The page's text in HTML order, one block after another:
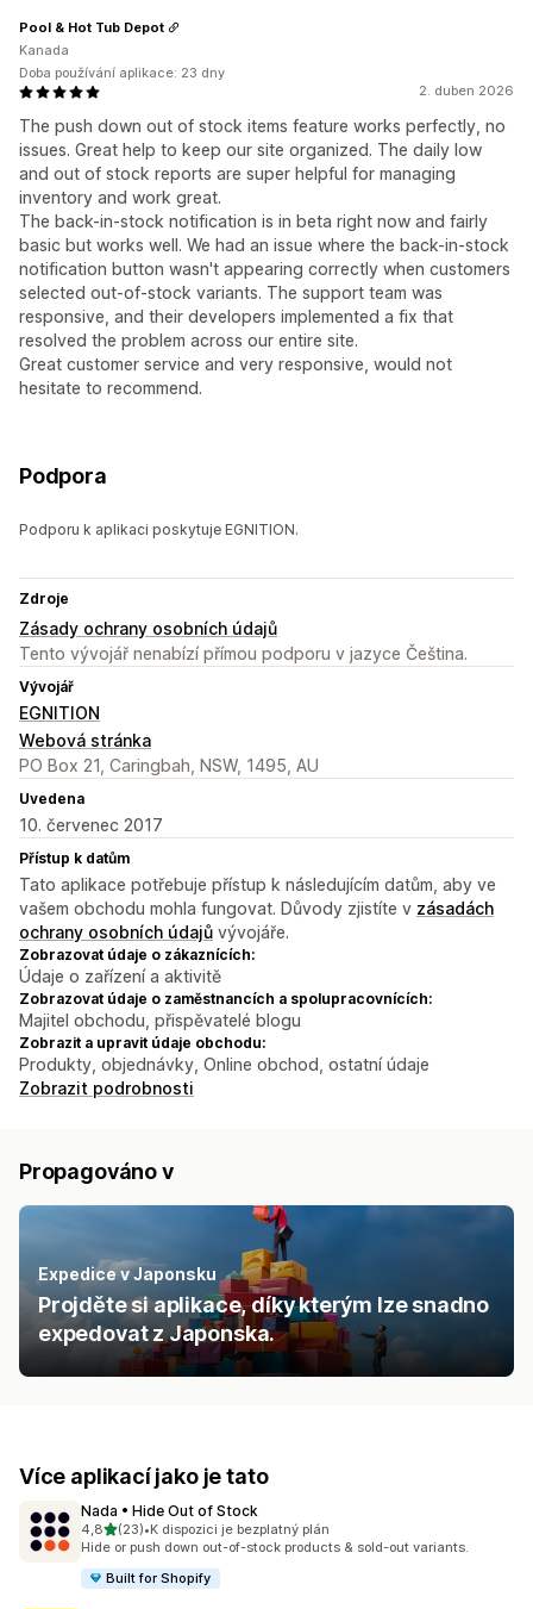
2. duben 2026
The push down out of stock items feature works perfectly, no
issues. Great help to keep our site organized. The daily low
and out of stock reports are super helpful for managing
inventory and work great.
The back-in-stock notification is in beta right now and fairly
basic but works well. We had an issue where the back-in-stock
notification button wasn't appearing correctly when customers
selected out-of-stock variants. The support team was
responsive, and their developers implemented a fix that
resolved the problem across our entire site.
Great customer service and very responsive, would not
hesitate to recommend.
Pool & Hot Tub Depot
Kanada
Doba používání aplikace: 23 dny
Podpora
Podporu k aplikaci poskytuje EGNITION.
Zdroje
Zásady ochrany osobních údajů
Tento vývojář nenabízí přímou podporu v jazyce Čeština.
Vývojář
EGNITION
Webová stránka
PO Box 21, Caringbah, NSW, 1495, AU
Uvedena
10. červenec 2017
Přístup k datům
Tato aplikace potřebuje přístup k následujícím datům, aby ve
vašem obchodu mohla fungovat. Důvody zjistíte v zásadách
ochrany osobních údajů vývojáře.
Zobrazovat údaje o zákaznících:
Údaje o zařízení a aktivitě
Zobrazovat údaje o zaměstnancích a spolupracovnících:
Majitel obchodu, přispěvatelé blogu
Zobrazit a upravit údaje obchodu:
Produkty, objednávky, Online obchod, ostatní údaje
Zobrazit podrobnosti
Propagováno v
Expedice v Japonsku
Projděte si aplikace, díky kterým lze snadno
expedovat z Japonska.
Více aplikací jako je tato
Nada • Hide Out of Stock
4,8z 5 hvězd
(23)
Celkový počet recenzí: 23
•K dispozici je bezplatný plán
Hide or push down out-of-stock products & sold-out variants.
Built for Shopify